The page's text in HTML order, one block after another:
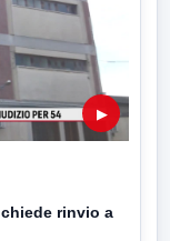
▶
rinvio a